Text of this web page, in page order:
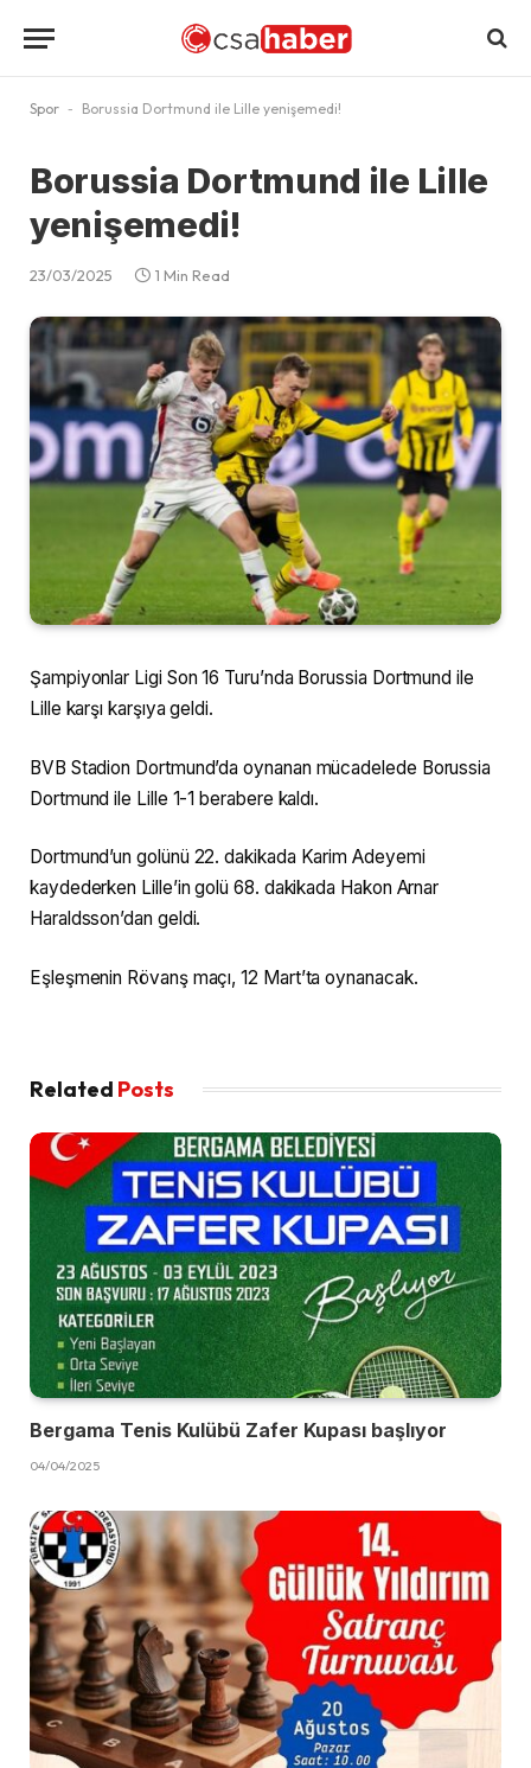
Spor - Borussia Dortmund ile Lille yenişemedi!
Borussia Dortmund ile Lille
yenişemedi!
23/03/2025 1 Min Read
Şampiyonlar Ligi Son 16 Turu’nda Borussia Dortmund ile
Lille karşı karşıya geldi.
BVB Stadion Dortmund’da oynanan mücadelede Borussia
Dortmund ile Lille 1-1 berabere kaldı.
Dortmund’un golünü 22. dakikada Karim Adeyemi
kaydederken Lille’in golü 68. dakikada Hakon Arnar
Haraldsson’dan geldi.
Eşleşmenin Rövanş maçı, 12 Mart’ta oynanacak.
Related Posts
Bergama Tenis Kulübü Zafer Kupası başlıyor
04/04/2025